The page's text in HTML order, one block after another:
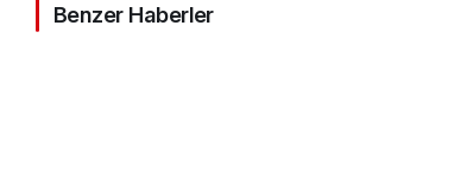
Benzer Haberler